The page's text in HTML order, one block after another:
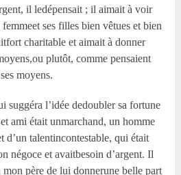
il ledépensait ; il aimait à voir
ses filles bien vêtues et bien
charitable et aimait à donner
plutôt, comme pensaient
moyens.
suggéra l’idée dedoubler sa fortune
ami était unmarchand, un homme
d’un talentincontestable, qui était
négoce et avaitbesoin d’argent. Il
mon père de lui donnerune belle part